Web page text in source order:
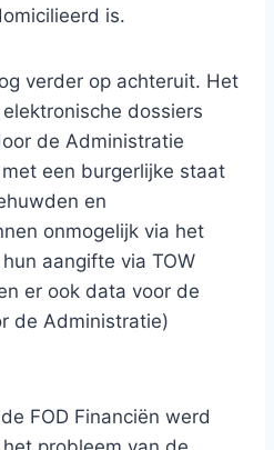
is.
verder op achteruit. Het
dossiers
de Administratie
een burgerlijke staat
en
onmogelijk via het
aangifte via TOW
er ook data voor de
de Administratie)
FOD Financiën werd